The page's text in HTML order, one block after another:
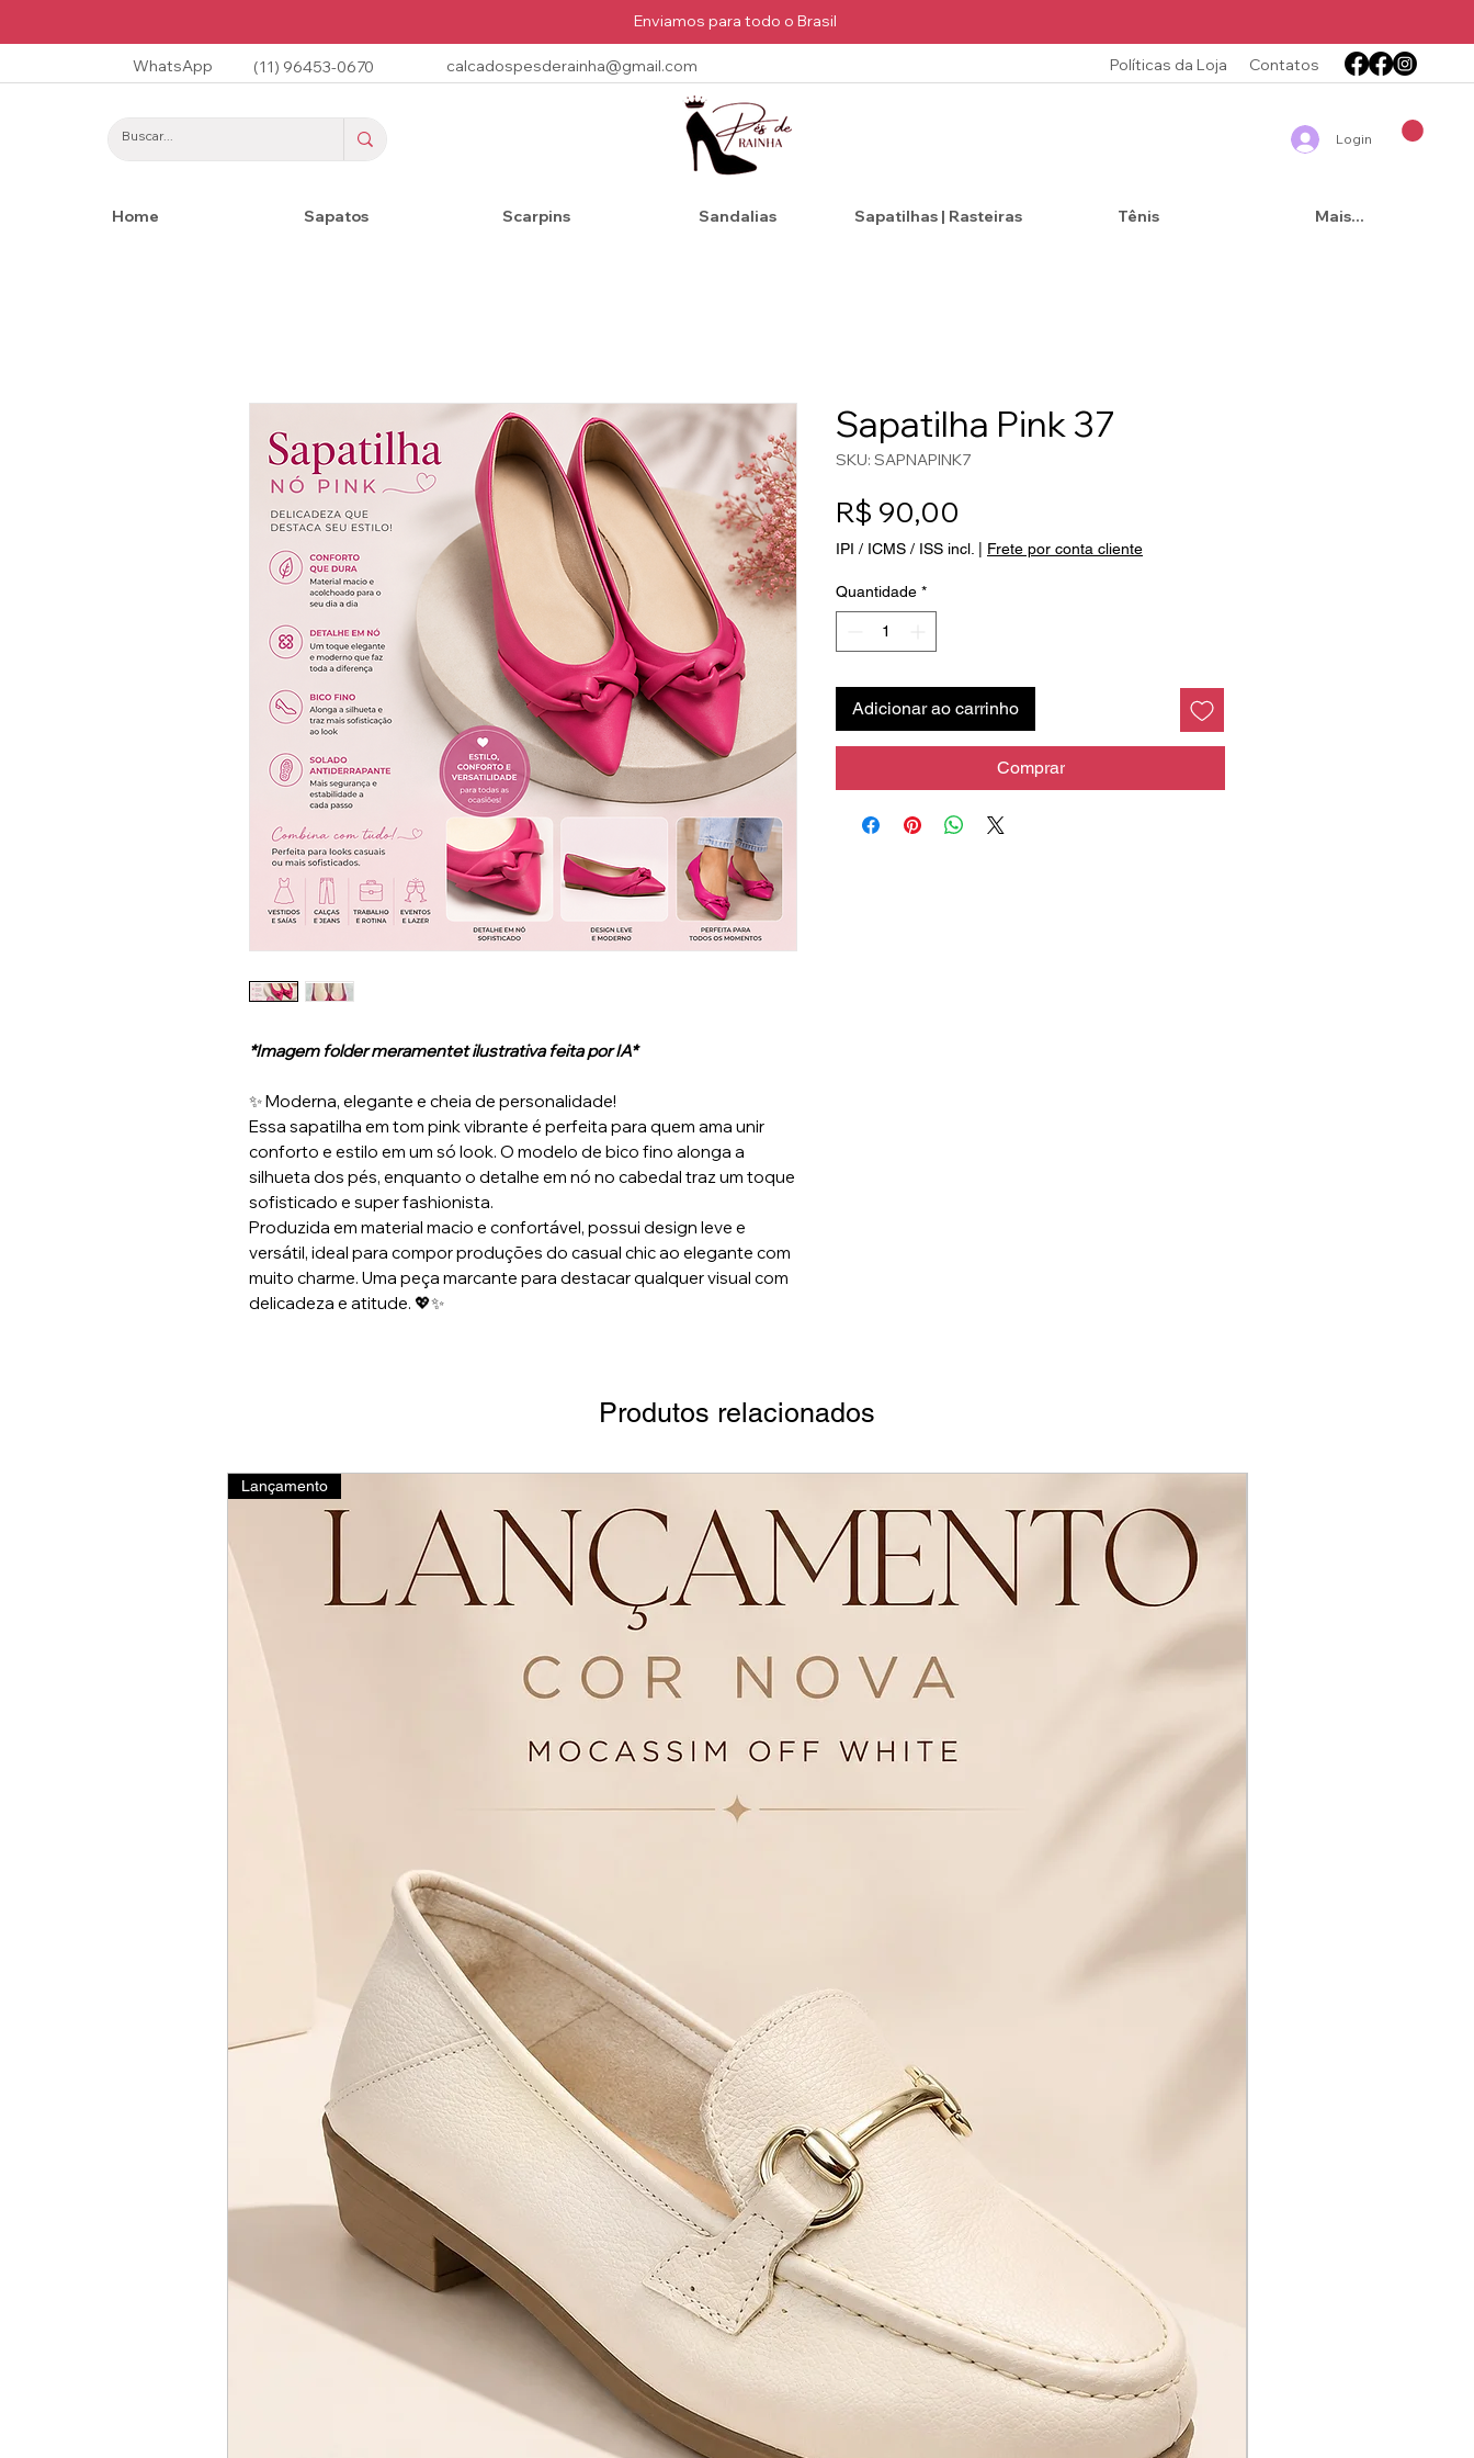
Enviamos para todo o Brasil
WhatsApp (11) 96453-0670 calcadospesderainha@gmail.com Políticas da Loja Contatos
Login
Home Sapatos Scarpins Sandalias Sapatilhas | Rasteiras Tênis Mais...
*Imagem folder meramentet ilustrativa feita por IA*
✨ Moderna, elegante e cheia de personalidade!
Essa sapatilha em tom pink vibrante é perfeita para quem ama unir
conforto e estilo em um só look. O modelo de bico fino alonga a
silhueta dos pés, enquanto o detalhe em nó no cabedal traz um toque
sofisticado e super fashionista.
Produzida em material macio e confortável, possui design leve e
versátil, ideal para compor produções do casual chic ao elegante com
muito charme. Uma peça marcante para destacar qualquer visual com
delicadeza e atitude. 💖✨
Sapatilha Pink 37
SKU: SAPNAPINK7
R$ 90,00
IPI / ICMS / ISS incl. Frete por conta cliente
Quantidade *
Adicionar ao carrinho
Comprar
Produtos relacionados
Lançamento